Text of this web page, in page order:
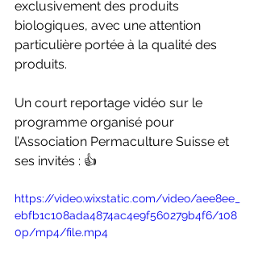
exclusivement des produits
biologiques, avec une attention
particulière portée à la qualité des
produits.
Un court reportage vidéo sur le
programme organisé pour
l’Association Permaculture Suisse et
ses invités : 👍
https://video.wixstatic.com/video/aee8ee_
ebfb1c108ada4874ac4e9f560279b4f6/108
0p/mp4/file.mp4